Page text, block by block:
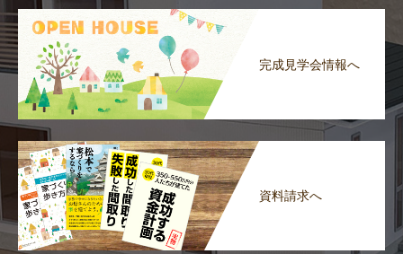
完成見学会情報へ
資料請求へ